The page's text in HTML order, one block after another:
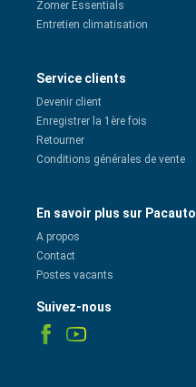
Zomer Essentials
Entretien climatisation
Service clients
Devenir client
Enregistrer la 1ère fois
Retourner
Conditions générales de vente
En savoir plus sur Pacauto
A propos
Contact
Postes vacants
Suivez-nous